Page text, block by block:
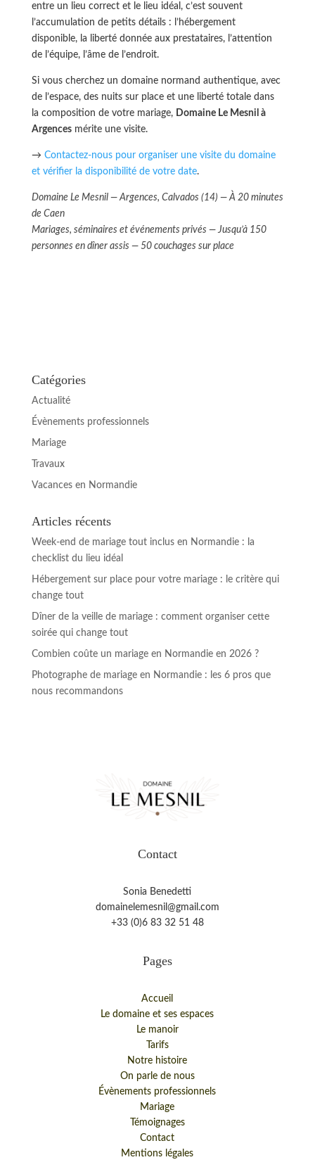
entre un lieu correct et le lieu idéal, c’est souvent
l’accumulation de petits détails : l’hébergement
disponible, la liberté donnée aux prestataires, l’attention
de l’équipe, l’âme de l’endroit.
Si vous cherchez un domaine normand authentique, avec
de l’espace, des nuits sur place et une liberté totale dans
la composition de votre mariage, Domaine Le Mesnil à
Argencesmérite une visite.
→ Contactez-nous pour organiser une visite du domaine
et vérifier la disponibilité de votre date.
Domaine Le Mesnil — Argences, Calvados (14) — À 20 minutes
de Caen
Mariages, séminaires et événements privés — Jusqu’à 150
personnes en dîner assis — 50 couchages sur place
Catégories
Actualité
Évènements professionnels
Mariage
Travaux
Vacances en Normandie
Articles récents
Week-end de mariage tout inclus en Normandie : la
checklist du lieu idéal
Hébergement sur place pour votre mariage : le critère qui
change tout
Dîner de la veille de mariage : comment organiser cette
soirée qui change tout
Combien coûte un mariage en Normandie en 2026 ?
Photographe de mariage en Normandie : les 6 pros que
nous recommandons
Contact
Sonia Benedetti
domainelemesnil@gmail.com
+33 (0)6 83 32 51 48
Pages
Accueil
Le domaine et ses espaces
Le manoir
Tarifs
Notre histoire
On parle de nous
Évènements professionnels
Mariage
Témoignages
Contact
Mentions légales